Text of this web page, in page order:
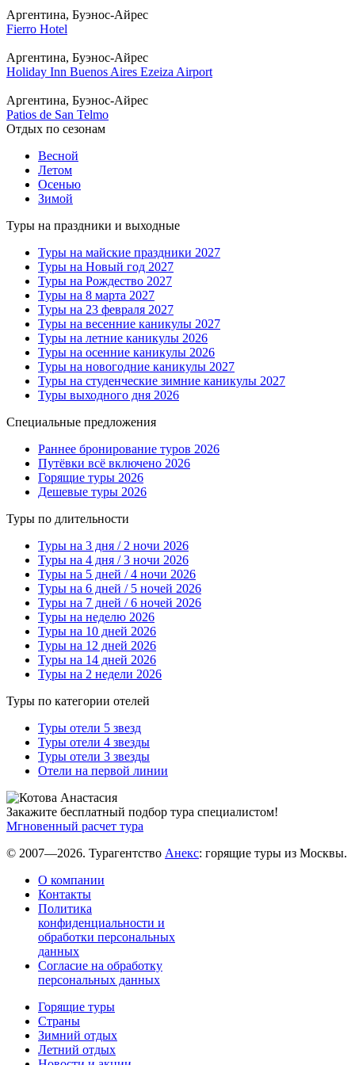
Аргентина, Буэнос-Айрес
Fierro Hotel
Аргентина, Буэнос-Айрес
Holiday Inn Buenos Aires Ezeiza Airport
Аргентина, Буэнос-Айрес
Patios de San Telmo
Отдых по сезонам
Весной
Летом
Осенью
Зимой
Туры на праздники и выходные
Туры на майские праздники 2027
Туры на Новый год 2027
Туры на Рождество 2027
Туры на 8 марта 2027
Туры на 23 февраля 2027
Туры на весенние каникулы 2027
Туры на летние каникулы 2026
Туры на осенние каникулы 2026
Туры на новогодние каникулы 2027
Туры на студенческие зимние каникулы 2027
Туры выходного дня 2026
Специальные предложения
Раннее бронирование туров 2026
Путёвки всё включено 2026
Горящие туры 2026
Дешевые туры 2026
Туры по длительности
Туры на 3 дня / 2 ночи 2026
Туры на 4 дня / 3 ночи 2026
Туры на 5 дней / 4 ночи 2026
Туры на 6 дней / 5 ночей 2026
Туры на 7 дней / 6 ночей 2026
Туры на неделю 2026
Туры на 10 дней 2026
Туры на 12 дней 2026
Туры на 14 дней 2026
Туры на 2 недели 2026
Туры по категории отелей
Туры отели 5 звезд
Туры отели 4 звезды
Туры отели 3 звезды
Отели на первой линии
Закажите бесплатный подбор тура специалистом!
Мгновенный расчет тура
© 2007—2026. Турагентство Анекс: горящие туры из Москвы.
О компании
Контакты
Политика
конфиденциальности и
обработки персональных
данных
Согласие на обработку
персональных данных
Горящие туры
Страны
Зимний отдых
Летний отдых